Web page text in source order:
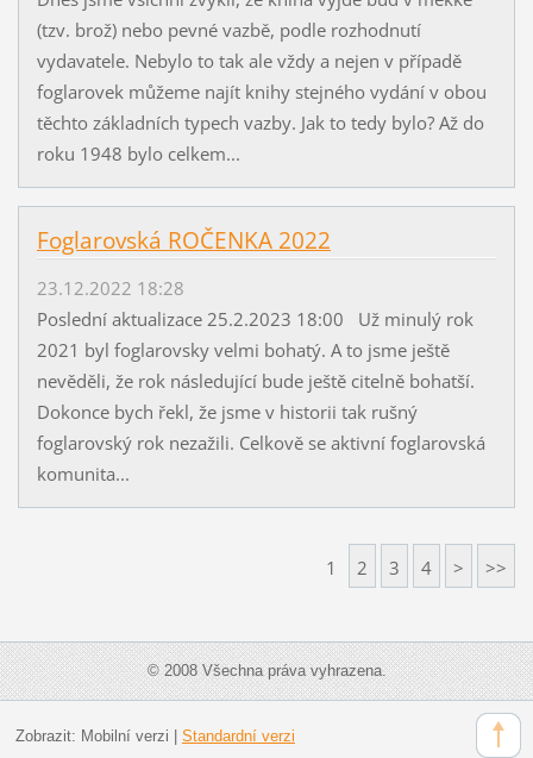
(tzv. brož) nebo pevné vazbě, podle rozhodnutí
vydavatele. Nebylo to tak ale vždy a nejen v případě
foglarovek můžeme najít knihy stejného vydání v obou
těchto základních typech vazby. Jak to tedy bylo? Až do
roku 1948 bylo celkem...
Foglarovská ROČENKA 2022
23.12.2022 18:28
Poslední aktualizace 25.2.2023 18:00 Už minulý rok
2021 byl foglarovsky velmi bohatý. A to jsme ještě
nevěděli, že rok následující bude ještě citelně bohatší.
Dokonce bych řekl, že jsme v historii tak rušný
foglarovský rok nezažili. Celkově se aktivní foglarovská
komunita...
1 2 3 4 > >>
© 2008 Všechna práva vyhrazena.
Zobrazit: Mobilní verzi Standardní verzi